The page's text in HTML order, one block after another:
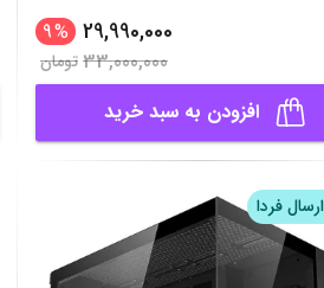
29,990,000
%
9
33,000,000تومان
افزودن به سبد خرید
ارسال فردا